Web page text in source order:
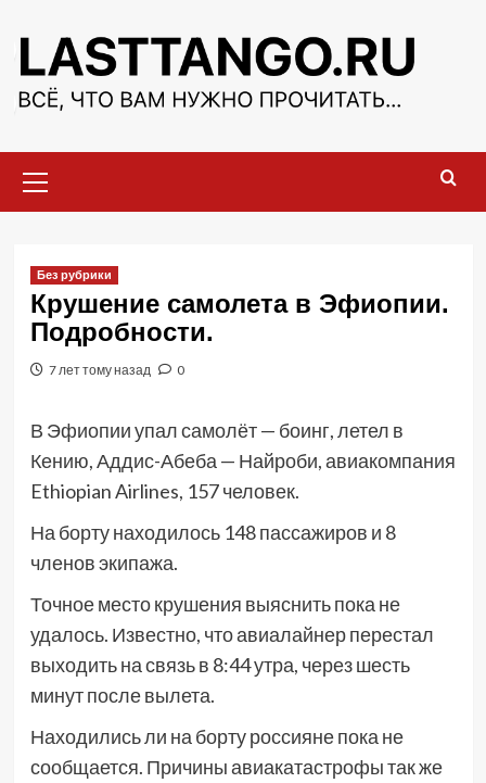
содержимому
меню
Без рубрики
Крушение самолета в Эфиопии.
Подробности.
7 лет тому назад 0
В Эфиопии упал самолёт — боинг, летел в
Кению, Аддис-Абеба — Найроби, авиакомпания
Ethiopian Airlines, 157 человек.
На борту находилось 148 пассажиров и 8
членов экипажа.
Точное место крушения выяснить пока не
удалось. Известно, что авиалайнер перестал
выходить на связь в 8:44 утра, через шесть
минут после вылета.
Находились ли на борту россияне пока не
сообщается. Причины авиакатастрофы так же